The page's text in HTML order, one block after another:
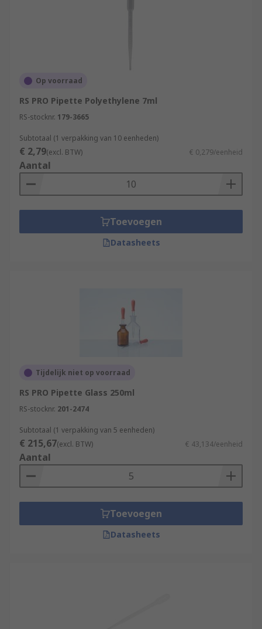
Op voorraad
RS PRO Pipette Polyethylene 7ml
RS-stocknr. 179-3665
Subtotaal (1 verpakking van 10 eenheden)
€ 2,79(excl. BTW) € 0,279/eenheid
Aantal
Toevoegen
Datasheets
Tijdelijk niet op voorraad
RS PRO Pipette Glass 250ml
RS-stocknr. 201-2474
Subtotaal (1 verpakking van 5 eenheden)
€ 215,67(excl. BTW) € 43,134/eenheid
Aantal
Toevoegen
Datasheets